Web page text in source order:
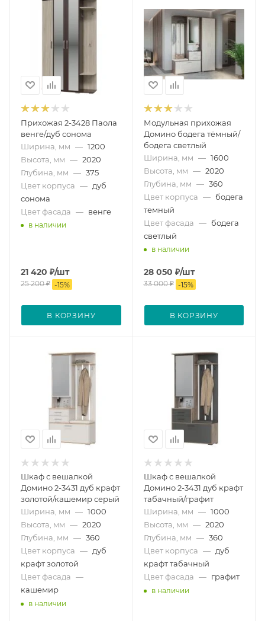
Прихожая 2-3428 Паола
венге/дуб сонома
Ширина, мм — 1200
Высота, мм — 2020
Глубина, мм — 375
Цвет корпуса — дуб
сонома
Цвет фасада — венге
в наличии
21 420 ₽/шт
25 200₽ -15%
В КОРЗИНУ
Модульная прихожая
Домино бодега тёмный/
бодега светлый
Ширина, мм — 1600
Высота, мм — 2020
Глубина, мм — 360
Цвет корпуса — бодега
темный
Цвет фасада — бодега
светлый
в наличии
28 050 ₽/шт
33 000₽ -15%
В КОРЗИНУ
Шкаф с вешалкой
Домино 2-3431 дуб крафт
золотой/кашемир серый
Ширина, мм — 1000
Высота, мм — 2020
Глубина, мм — 360
Цвет корпуса — дуб
крафт золотой
Цвет фасада —
кашемир
в наличии
Шкаф с вешалкой
Домино 2-3431 дуб крафт
табачный/графит
Ширина, мм — 1000
Высота, мм — 2020
Глубина, мм — 360
Цвет корпуса — дуб
крафт табачный
Цвет фасада — графит
в наличии